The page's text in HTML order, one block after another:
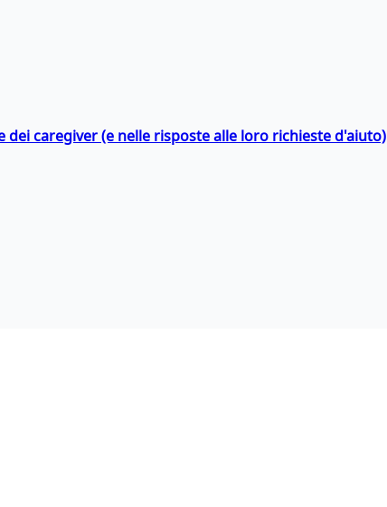
dei caregiver (e nelle risposte alle loro richieste d'aiuto)